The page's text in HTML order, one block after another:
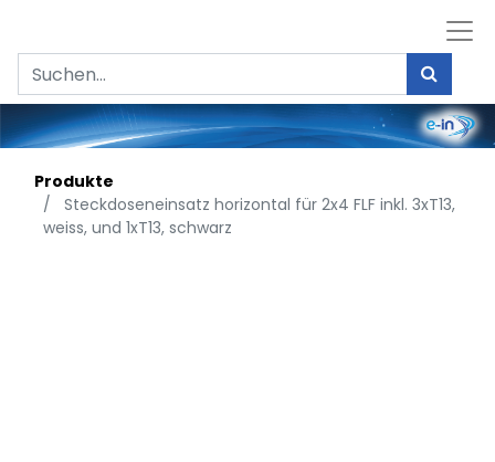
Produkte
Steckdoseneinsatz horizontal für 2x4 FLF inkl. 3xT13,
weiss, und 1xT13, schwarz